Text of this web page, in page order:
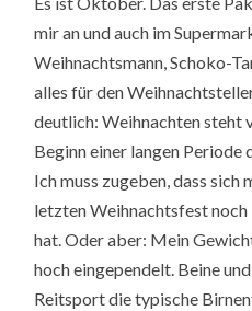
mir an und auch im
Weihnachtsmann, Schoko-
alles für den
deutlich: Weihnachten steht
Beginn einer langen Periode
Ich muss zugeben, dass sich
letzten Weihnachtsfest
hat. Oder aber: Mein
hoch eingependelt. Beine
Reitsport die typische